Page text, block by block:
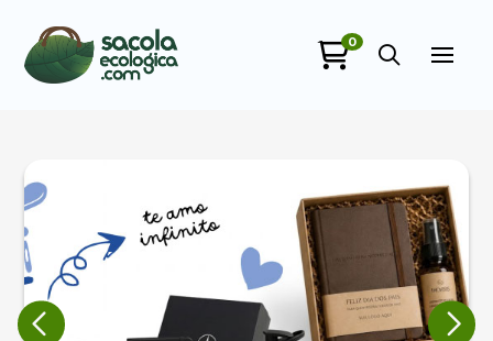
0
Sacola Ecológica